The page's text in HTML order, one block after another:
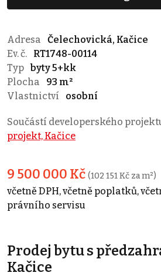
Adresa
Čelechovická, Kačice
Ev. č.
RT1748-00114
Typ byty 5+kk
Plocha
93 m²
Vlastnictví
osobní
Součástí developerského
projekt, Kačice
9 500 000 Kč (102 151 Kč za m²)
včetně DPH, včetně poplatků,
právního servisu
Prodej bytu s
Kačice